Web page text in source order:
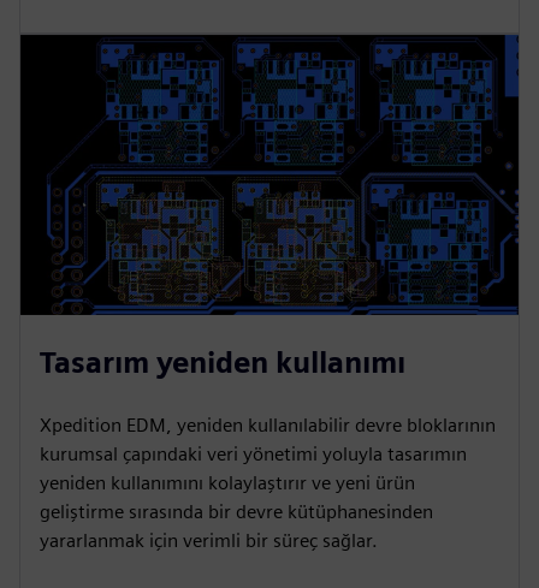
Tasarım yeniden kullanımı
Xpedition EDM, yeniden kullanılabilir devre bloklarının
kurumsal çapındaki veri yönetimi yoluyla tasarımın
yeniden kullanımını kolaylaştırır ve yeni ürün
geliştirme sırasında bir devre kütüphanesinden
yararlanmak için verimli bir süreç sağlar.